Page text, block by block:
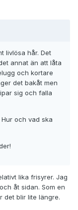
livlösa hår. Det
annat än att låta
och kortare
det bakåt men
sig och falla
och vad ska
lika frisyrer. Jag
åt sidan. Som en
det blir lite längre.